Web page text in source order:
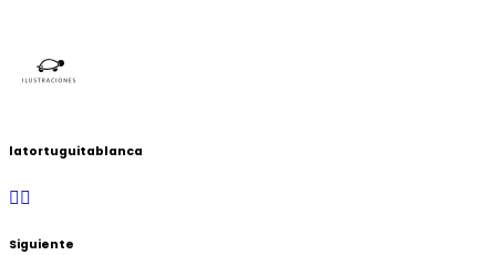
latortuguitablanca
Siguiente